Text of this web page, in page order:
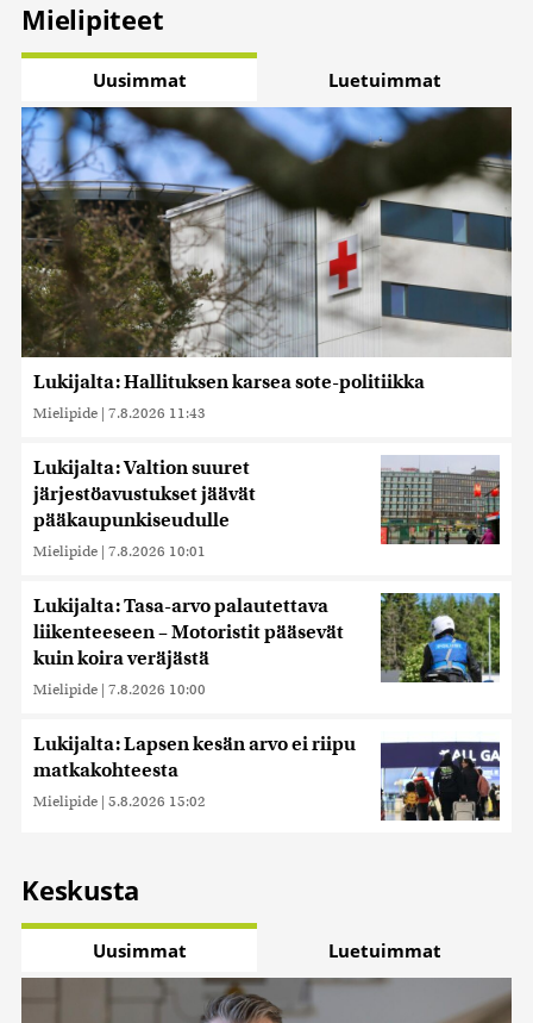
Mielipiteet
Uusimmat Luetuimmat
Lukijalta: Hallituksen karsea sote-politiikka
Mielipide | 7.8.2026 11:43
Lukijalta: Valtion suuret
järjestöavustukset jäävät
pääkaupunkiseudulle
Mielipide | 7.8.2026 10:01
Lukijalta: Tasa-arvo palautettava
liikenteeseen – Motoristit pääsevät
kuin koira veräjästä
Mielipide | 7.8.2026 10:00
Lukijalta: Lapsen kesän arvo ei riipu
matkakohteesta
Mielipide | 5.8.2026 15:02
Keskusta
Uusimmat Luetuimmat